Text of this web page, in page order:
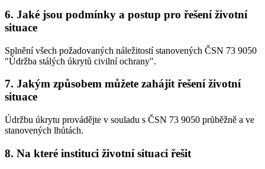
6. Jaké jsou podmínky a postup pro řešení životní
situace
Splnění všech požadovaných náležitostí stanovených ČSN 73 9050
"Údržba stálých úkrytů civilní ochrany".
7. Jakým způsobem můžete zahájit řešení životní
situace
Údržbu úkrytu provádějte v souladu s ČSN 73 9050 průběžně a ve
stanovených lhůtách.
8. Na které instituci životní situaci řešit